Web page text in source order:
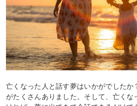
亡くなった人と話す夢はいかがでしたか
がたくさんありました。そして、亡くな